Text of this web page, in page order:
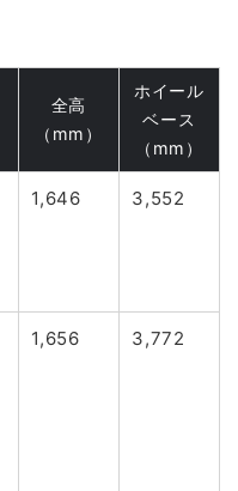
全高
（mm）
ホイール
ベース
（mm）
1,646 3,552
1,656 3,772